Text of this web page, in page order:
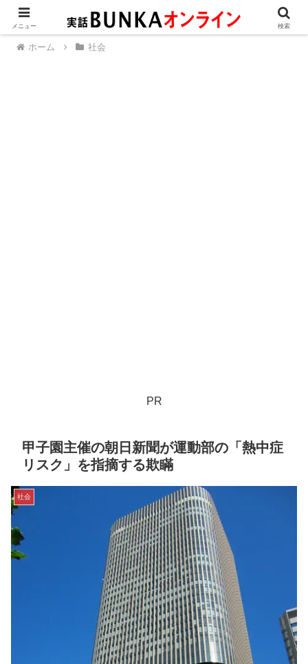
ホーム 社会
PR
甲子園主催の朝日新聞が運動部の「熱中症
リスク」を指摘する欺瞞
社会
メニュー 検索